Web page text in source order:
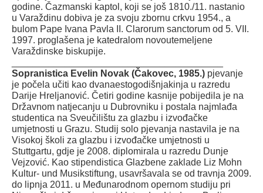
godine. Čazmanski kaptol, koji se još 1810./11. nastanio
u Varaždinu dobiva je za svoju zbornu crkvu 1954., a
bulom Pape Ivana Pavla II. Clarorum sanctorum od 5. VII.
1997. proglašena je katedralom novoutemeljene
Varaždinske biskupije.
Sopranistica Evelin Novak (Čakovec, 1985.) pjevanje
je počela učiti kao dvanaestogodišnjakinja u razredu
Darije Hreljanović. Četiri godine kasnije pobijedila je na
Državnom natjecanju u Dubrovniku i postala najmlađa
studentica na Sveučilištu za glazbu i izvođačke
umjetnosti u Grazu. Studij solo pjevanja nastavila je na
Visokoj školi za glazbu i izvođačke umjetnosti u
Stuttgartu, gdje je 2008. diplomirala u razredu Dunje
Vejzović. Kao stipendistica Glazbene zaklade Liz Mohn
Kultur- und Musikstiftung, usavršavala se od travnja 2009.
do lipnja 2011. u Međunarodnom opernom studiju pri